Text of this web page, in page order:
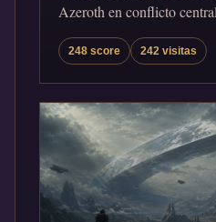
Azeroth en conflicto
248 score 242 visitas